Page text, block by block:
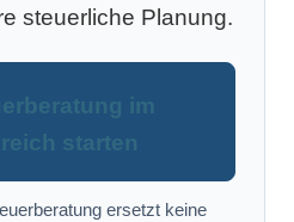
steuerliche Planung.
im
starten
ersetzt keine